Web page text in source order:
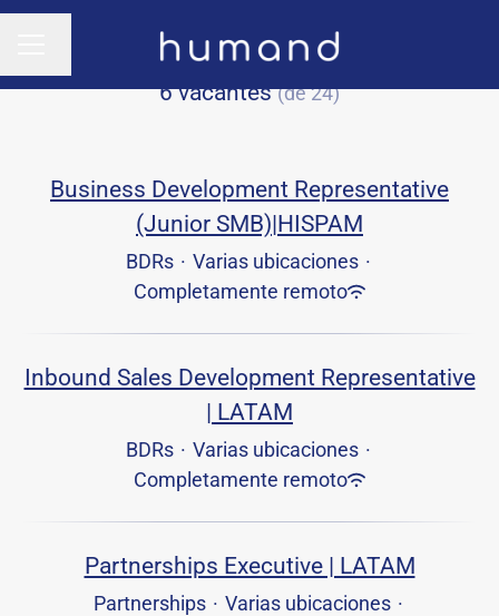
Cambiar idioma
6 vacantes(de 24)
Business Development Representative
(Junior SMB)|HISPAM
BDRs · Varias ubicaciones ·
Completamente remoto
Inbound Sales Development Representative
| LATAM
BDRs · Varias ubicaciones ·
Completamente remoto
Partnerships Executive | LATAM
Partnerships · Varias ubicaciones ·